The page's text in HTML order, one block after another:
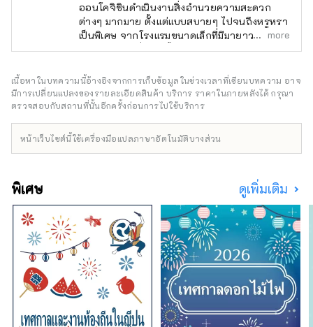
ออนโคจิชินดำเนินงานสิ่งอำนวยความสะดวก
ต่างๆ มากมาย ตั้งแต่แบบสบายๆ ไปจนถึงหรูหรา
เป็นพิเศษ จากโรงแรมขนาดเล็กที่มีมายาวนานไป
จนถึงโรงแรมที่สร้างขึ้นใหม่ และจากเขตเมืองไป
คนมีบุคลิกที่เป็นเอกลักษณ์ เรารับฟังความทรงจำ
ของแต่ละสถานที่และสร้างแนวคิดที่พักที่ออกแบบ
เฉพาะตัวและมีเอกลักษณ์เฉพาะตัว
more
เนื้อหาในบทความนี้อ้างอิงจากการเก็บข้อมูลในช่วงเวลาที่เขียนบทความ อาจ
มีการเปลี่ยนแปลงของรายละเอียดสินค้า บริการ ราคาในภายหลังได้ กรุณา
ตรวจสอบกับสถานที่นั้นอีกครั้งก่อนการไปใช้บริการ
หน้าเว็บไซต์นี้ใช้เครื่องมือแปลภาษาอัตโนมัติบางส่วน
พิเศษ ดูเพิ่มเติม